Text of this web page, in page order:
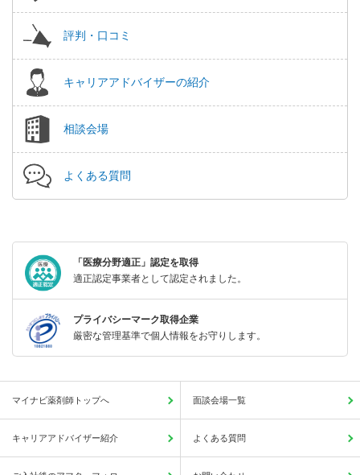
評判・口コミ
キャリアアドバイザーの紹介
相談会場
よくある質問
「医療分野適正」認定を取得
適正認定事業者として認定されました。
プライバシーマーク取得企業
厳密な管理基準で個人情報をお守りします。
マイナビ薬剤師トップへ 面談会場一覧
キャリアアドバイザー紹介 よくある質問